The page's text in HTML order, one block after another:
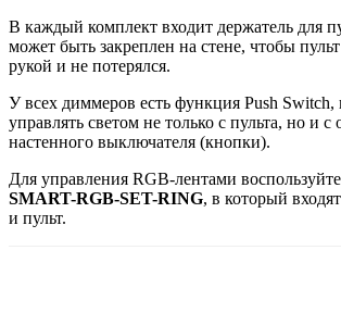
В каждый комплект входит держатель для
может быть закреплен на стене, чтобы
рукой и не потерялся.
У всех диммеров есть функция Push Switch,
управлять светом не только с пульта, но и с
настенного выключателя (кнопки).
Для управления RGB-лентами
SMART-RGB-SET-RING, в который
и пульт.